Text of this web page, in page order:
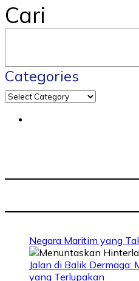
Cari
Categories
Negara Maritim yang
Jalan di Balik
yang Terlupakan